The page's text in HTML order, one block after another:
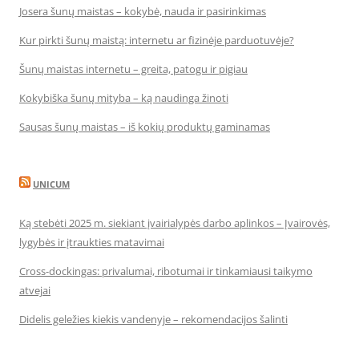
Josera šunų maistas – kokybė, nauda ir pasirinkimas
Kur pirkti šunų maistą: internetu ar fizinėje parduotuvėje?
Šunų maistas internetu – greita, patogu ir pigiau
Kokybiška šunų mityba – ką naudinga žinoti
Sausas šunų maistas – iš kokių produktų gaminamas
UNICUM
Ką stebėti 2025 m. siekiant įvairialypės darbo aplinkos – Įvairovės,
lygybės ir įtraukties matavimai
Cross-dockingas: privalumai, ribotumai ir tinkamiausi taikymo
atvejai
Didelis geležies kiekis vandenyje – rekomendacijos šalinti